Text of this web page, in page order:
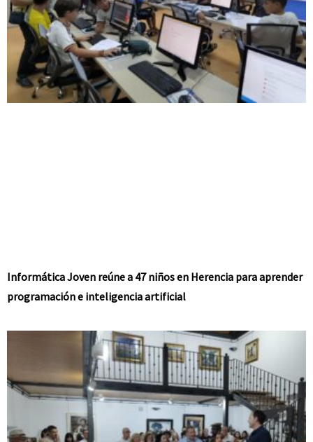
Informática Joven reúne a 47 niños en Herencia para aprender
programación e inteligencia artificial